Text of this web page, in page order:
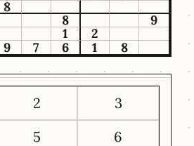
8
8
9
1
2
9
7 6 1 8
2
3
5
6